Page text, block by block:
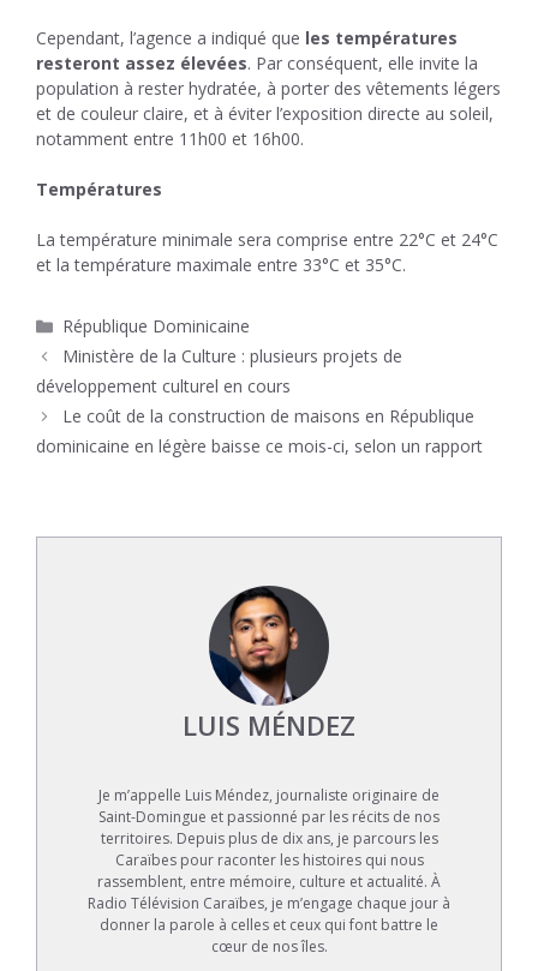
Cependant, l’agence a indiqué que les températures
resteront assez élevées. Par conséquent, elle invite la
population à rester hydratée, à porter des vêtements légers
et de couleur claire, et à éviter l’exposition directe au soleil,
notamment entre 11h00 et 16h00.
Températures
La température minimale sera comprise entre 22°C et 24°C
et la température maximale entre 33°C et 35°C.
Catégories
République Dominicaine
Ministère de la Culture : plusieurs projets de
développement culturel en cours
Le coût de la construction de maisons en République
dominicaine en légère baisse ce mois-ci, selon un rapport
LUIS MÉNDEZ
Je m’appelle Luis Méndez, journaliste originaire de
Saint-Domingue et passionné par les récits de nos
territoires. Depuis plus de dix ans, je parcours les
Caraïbes pour raconter les histoires qui nous
rassemblent, entre mémoire, culture et actualité. À
Radio Télévision Caraïbes, je m’engage chaque jour à
donner la parole à celles et ceux qui font battre le
cœur de nos îles.